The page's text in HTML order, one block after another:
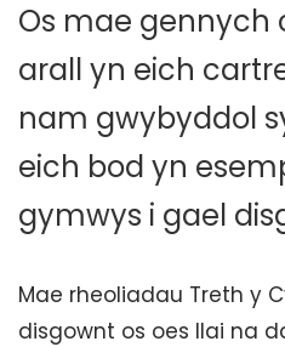
Os mae gennych
arall yn eich
nam gwybyddol
eich bod yn
gymwys i gael
Mae rheoliadau Treth y
disgownt os oes llai na